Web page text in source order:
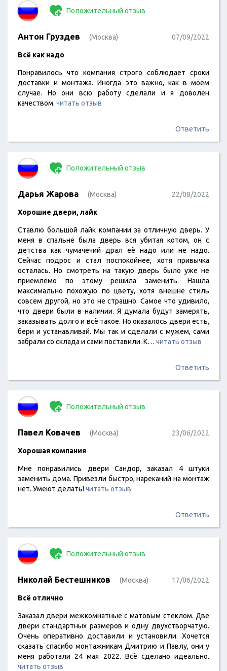
Положительный отзыв
Антон Груздев (Москва) 07/09/2022
Всё как надо
Понравилось что компания строго соблюдает сроки
доставки и монтажа. Иногда это важно, как в моем
случае. Но они всю работу сделали и я доволен
качеством. читать отзыв
Ответить
Положительный отзыв
Дарья Жарова (Москва) 22/08/2022
Хорошие двери, лайк
Ставлю большой лайк компании за отличную дверь. У
меня в спальне была дверь вся убитая котом, он с
детства как чумачечий драл её надо или не надо.
Сейчас подрос и стал поспокойнее, хотя привычка
осталась. Но смотреть на такую дверь было уже не
приемлемо по этому решила заменить. Нашла
максимально похожую по цвету, хотя внешне стиль
совсем другой, но это не страшно. Самое что удивило,
что двери были в наличии. Я думала будут замерять,
заказывать долго и всё такое. Но оказалось двери есть,
бери и устанавливай. Мы так и сделали с мужем, сами
забрали со склада и сами поставили. К… читать отзыв
Ответить
Положительный отзыв
Павел Ковачев (Москва) 23/06/2022
Хорошая компания
Мне понравились двери Сандор, заказал 4 штуки
заменить дома. Привезли быстро, нареканий на монтаж
нет. Умеют делать!читать отзыв
Ответить
Положительный отзыв
Николай Бестешников (Москва) 17/06/2022
Всё отлично
Заказал двери межкомнатные с матовым стеклом. Две
двери стандартных размеров и одну двухстворчатую.
Очень оперативно доставили и установили. Хочется
сказать спасибо монтажникам Дмитрию и Павлу, они у
меня работали 24 мая 2022. Всё сделано идеально.
читать отзыв